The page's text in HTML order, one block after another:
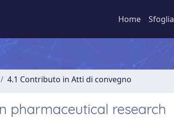
Home Sfoglia
4.1 Contributo in Atti di convegno
pharmaceutical research